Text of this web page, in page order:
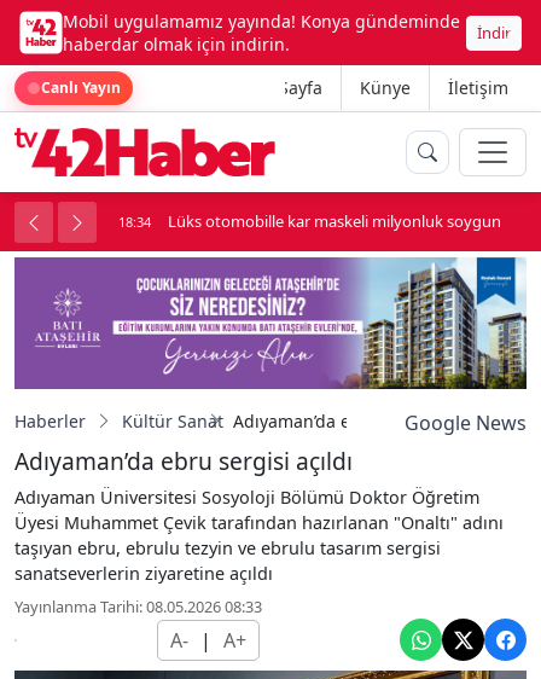
Mobil uygulamamız yayında! Konya gündeminde
haberdar olmak için indirin.
İndir
Canlı Yayın Ana Sayfa Künye İletişim
kavga çıktı 18:34 Lüks otomobille kar maskeli milyonluk soygun
Haberler Kültür Sanat Adıyaman’da ebru sergisi açıldı
Google News
Adıyaman’da ebru sergisi açıldı
Adıyaman Üniversitesi Sosyoloji Bölümü Doktor Öğretim
Üyesi Muhammet Çevik tarafından hazırlanan "Onaltı" adını
taşıyan ebru, ebrulu tezyin ve ebrulu tasarım sergisi
sanatseverlerin ziyaretine açıldı
Yayınlanma Tarihi: 08.05.2026 08:33
A- | A+